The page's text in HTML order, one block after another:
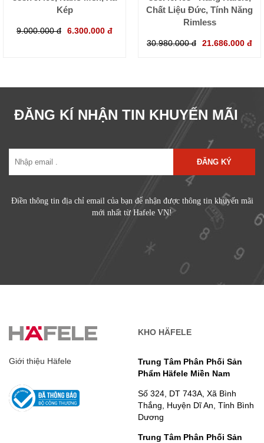
Kép
9.000.000 đ 6.300.000 đ
Chất Liệu Đức, Tính Năng
Rimless
30.980.000 đ 21.686.000 đ
ĐĂNG KÍ NHẬN TIN KHUYẾN MÃI
ĐĂNG KÝ
Điền thông tin địa chỉ email của bạn để nhận được thông tin khuyến mãi
mới nhất từ Hafele VN!
Giới thiệu Häfele
KHO HÄFELE
Trung Tâm Phân Phối Sản
Phẩm Häfele Miền Nam
Số 324, DT 743A, Xã Bình
Thắng, Huyện Dĩ An, Tỉnh Bình
Dương
Trung Tâm Phân Phối Sản